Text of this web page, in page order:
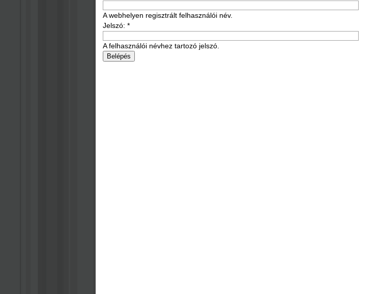
A webhelyen regisztrált felhasználói név.
Jelszó: *
A felhasználói névhez tartozó jelszó.